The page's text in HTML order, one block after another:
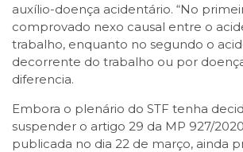
auxílio-doença acidentário. “No
comprovado nexo causal entre o
trabalho, enquanto no segundo o
decorrente do trabalho ou por
diferencia.
Embora o plenário do STF tenha
suspender o artigo 29 da MP 927/
publicada no dia 22 de março, ainda